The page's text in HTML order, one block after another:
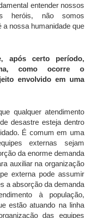
entender nossos
heróis, não somos
nossa humanidade que
após certo período,
como ocorre o
envolvido em uma
qualquer atendimento
desastre esteja dentro
É comum em uma
externas sejam
da enorme demanda
auxiliar na organização
externa pode assumir
a absorção da demanda
à população,
estão atuando na linha
das equipes